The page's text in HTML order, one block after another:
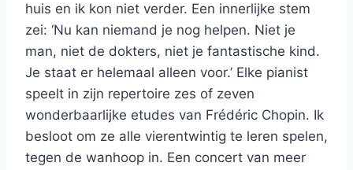
huis en ik kon niet verder. Een innerlijke stem
zei: ‘Nu kan niemand je nog helpen. Niet je
man, niet de dokters, niet je fantastische kind.
Je staat er helemaal alleen voor.’ Elke pianist
speelt in zijn repertoire zes of zeven
wonderbaarlijke etudes van Frédéric Chopin. Ik
besloot om ze alle vierentwintig te leren spelen,
tegen de wanhoop in. Een concert van meer